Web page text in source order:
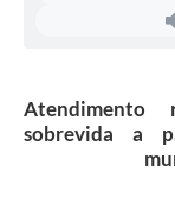
Atendimento
sobrevida a